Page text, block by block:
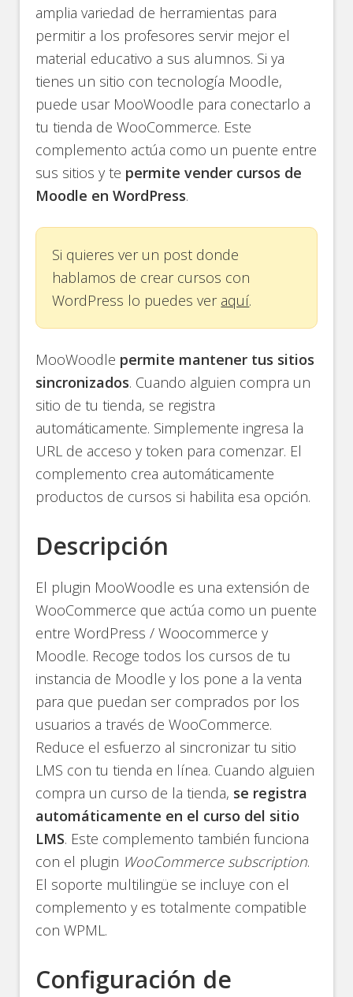
amplia variedad de herramientas para
permitir a los profesores servir mejor el
material educativo a sus alumnos. Si ya
tienes un sitio con tecnología Moodle,
puede usar MooWoodle para conectarlo a
tu tienda de WooCommerce. Este
complemento actúa como un puente entre
sus sitios y te permite vender cursos de
Moodle en WordPress.
Si quieres ver un post donde
hablamos de crear cursos con
WordPress lo puedes ver aquí.
MooWoodle permite mantener tus sitios
sincronizados. Cuando alguien compra un
sitio de tu tienda, se registra
automáticamente. Simplemente ingresa la
URL de acceso y token para comenzar. El
complemento crea automáticamente
productos de cursos si habilita esa opción.
Descripción
El plugin MooWoodle es una extensión de
WooCommerce que actúa como un puente
entre WordPress / Woocommerce y
Moodle. Recoge todos los cursos de tu
instancia de Moodle y los pone a la venta
para que puedan ser comprados por los
usuarios a través de WooCommerce.
Reduce el esfuerzo al sincronizar tu sitio
LMS con tu tienda en línea. Cuando alguien
compra un curso de la tienda, se registra
automáticamente en el curso del sitio
LMS. Este complemento también funciona
con el plugin WooCommerce subscription.
El soporte multilingüe se incluye con el
complemento y es totalmente compatible
con WPML.
Configuración de